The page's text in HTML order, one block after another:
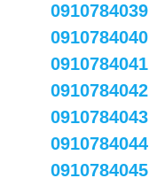
0910784039
0910784040
0910784041
0910784042
0910784043
0910784044
0910784045